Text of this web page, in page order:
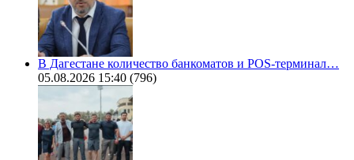
В Дагестане количество банкоматов и POS-терминал…
05.08.2026 15:40 (796)